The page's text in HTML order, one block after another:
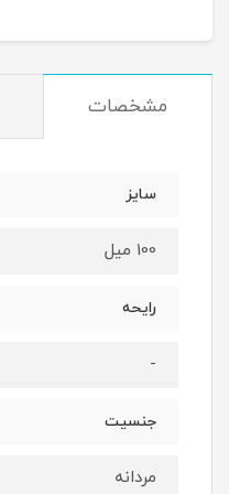
مشخصات
سایز
100 میل
رایحه
-
جنسیت
مردانه